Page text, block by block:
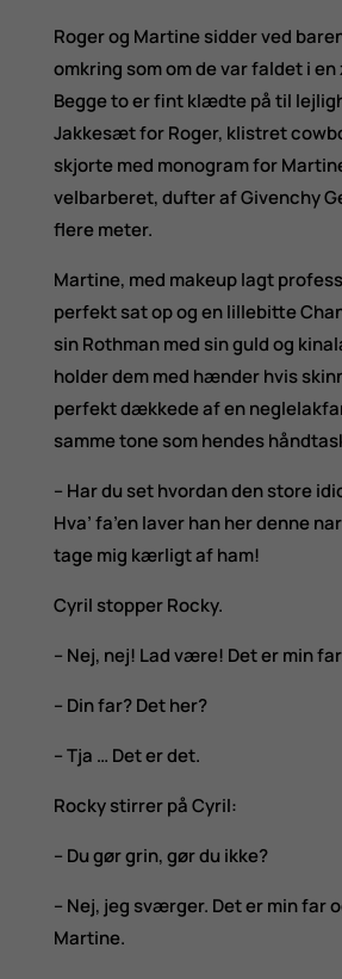
Roger og Martine sidder ved
omkring som om de var faldet i en
Begge to er fint klædte på til
Jakkesæt for Roger, klistret
skjorte med monogram for
velbarberet, dufter af Givenchy
flere meter.
Martine, med makeup lagt
perfekt sat op og en lillebitte
sin Rothman med sin guld og
holder dem med hænder hvis
perfekt dækkede af en
samme tone som hendes
– Har du set hvordan den store
Hva’ fa’en laver han her denne
tage mig kærligt af ham!
Cyril stopper Rocky.
– Nej, nej! Lad være! Det er min
– Din far? Det her?
– Tja … Det er det.
Rocky stirrer på Cyril:
– Du gør grin, gør du ikke?
– Nej, jeg sværger. Det er min far
Martine.